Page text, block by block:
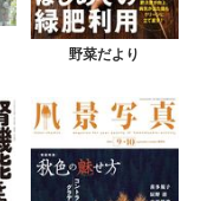
野菜だより